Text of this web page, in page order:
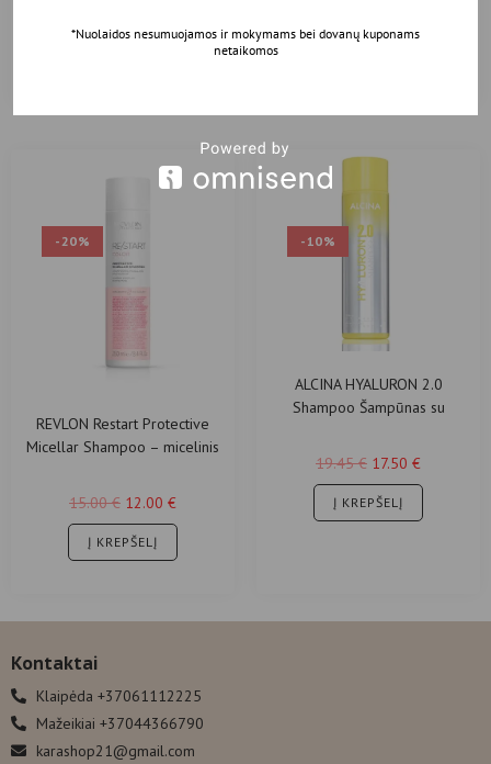
-20%
REVLON Restart Protective
Micellar Shampoo – micelinis
plaukams.
15.00€ 12.00 €
Į KREPŠELĮ
-10%
ALCINA HYALURON 2.0
Shampoo Šampūnas su
plaukams
19.45€ 17.50 €
Į KREPŠELĮ
Kontaktai
Klaipėda +37061112225
Mažeikiai +37044366790
karashop21@gmail.com
*Nuolaidos nesumuojamos ir mokymams bei dovanų kuponams
netaikomos